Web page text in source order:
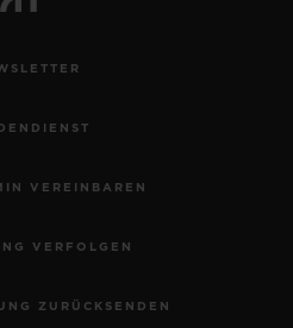
VEREINBAREN
VERFOLGEN
ZURÜCKSENDEN